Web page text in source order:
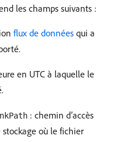
les champs suivants :
flux de données qui a
en UTC à laquelle le
: chemin d’accès
où le fichier